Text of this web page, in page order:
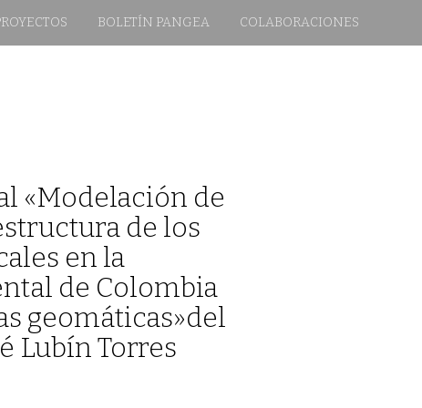
BOLETÍN PANGEA COLABORACIONES
«Modelación de
de los
en la
de Colombia
geomáticas»del
Lubín Torres